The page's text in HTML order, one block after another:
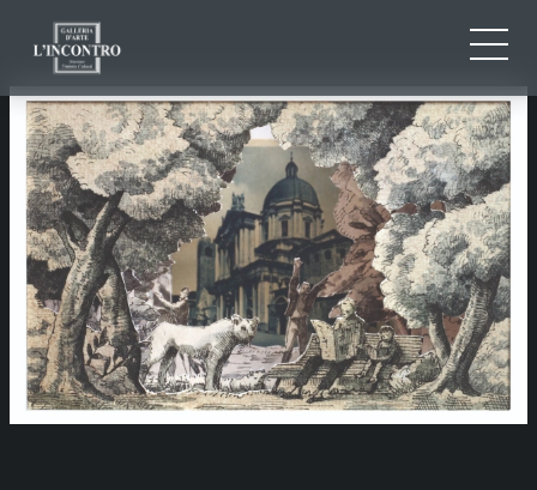
IT
EN
FR
QUI SOMMES-NOU
NEWS ED EVENTS
ARTISTES ET ŒUVRES
EXPOSITIONS
CONTACTS